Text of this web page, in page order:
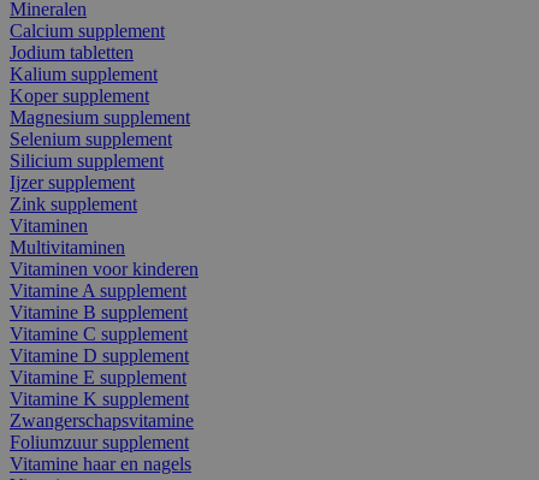
Mineralen
Calcium supplement
Jodium tabletten
Kalium supplement
Koper supplement
Magnesium supplement
Selenium supplement
Silicium supplement
Ijzer supplement
Zink supplement
Vitaminen
Multivitaminen
Vitaminen voor kinderen
Vitamine A supplement
Vitamine B supplement
Vitamine C supplement
Vitamine D supplement
Vitamine E supplement
Vitamine K supplement
Zwangerschapsvitamine
Foliumzuur supplement
Vitamine haar en nagels